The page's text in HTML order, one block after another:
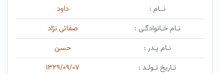
نــام :
داود
نـام خـانوادگـی :
صفائی نژاد
نـام پـدر :
حسن
تـاریخ تـولـد :
۱۳۲۹/۰۹/۰۷